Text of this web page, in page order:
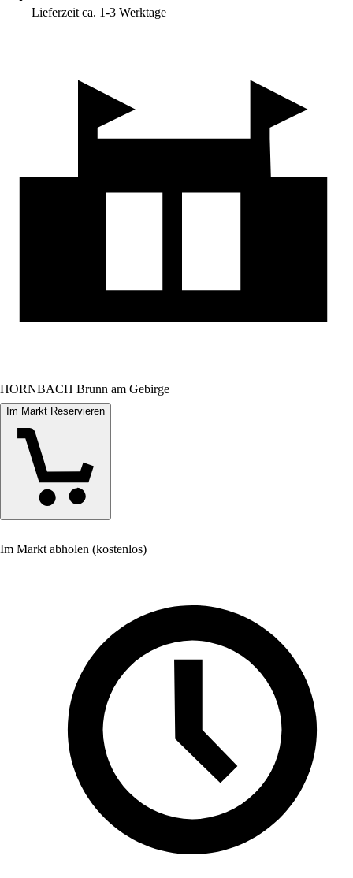
Lieferzeit ca. 1-3 Werktage
HORNBACH Brunn am Gebirge
Im Markt Reservieren
Im Markt abholen (kostenlos)